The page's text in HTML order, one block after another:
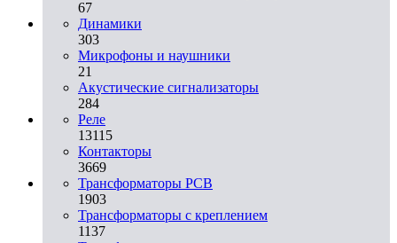
67
Динамики
303
Микрофоны и наушники
21
Акустические сигнализаторы
284
Реле
13115
Контакторы
3669
Трансформаторы PCB
1903
Трансформаторы с креплением
1137